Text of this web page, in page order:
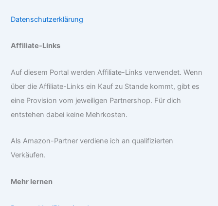
Datenschutzerklärung
Affiliate-Links
Auf diesem Portal werden Affiliate-Links verwendet. Wenn
über die Affiliate-Links ein Kauf zu Stande kommt, gibt es
eine Provision vom jeweiligen Partnershop. Für dich
entstehen dabei keine Mehrkosten.
Als Amazon-Partner verdiene ich an qualifizierten
Verkäufen.
Mehr lernen